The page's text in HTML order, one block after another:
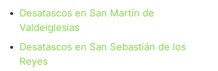
Desatascos en San Martín de
Valdeiglesias
Desatascos en San Sebastián de los
Reyes